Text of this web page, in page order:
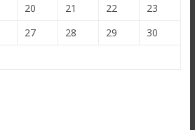
20 21 22
23
27 28 29
30